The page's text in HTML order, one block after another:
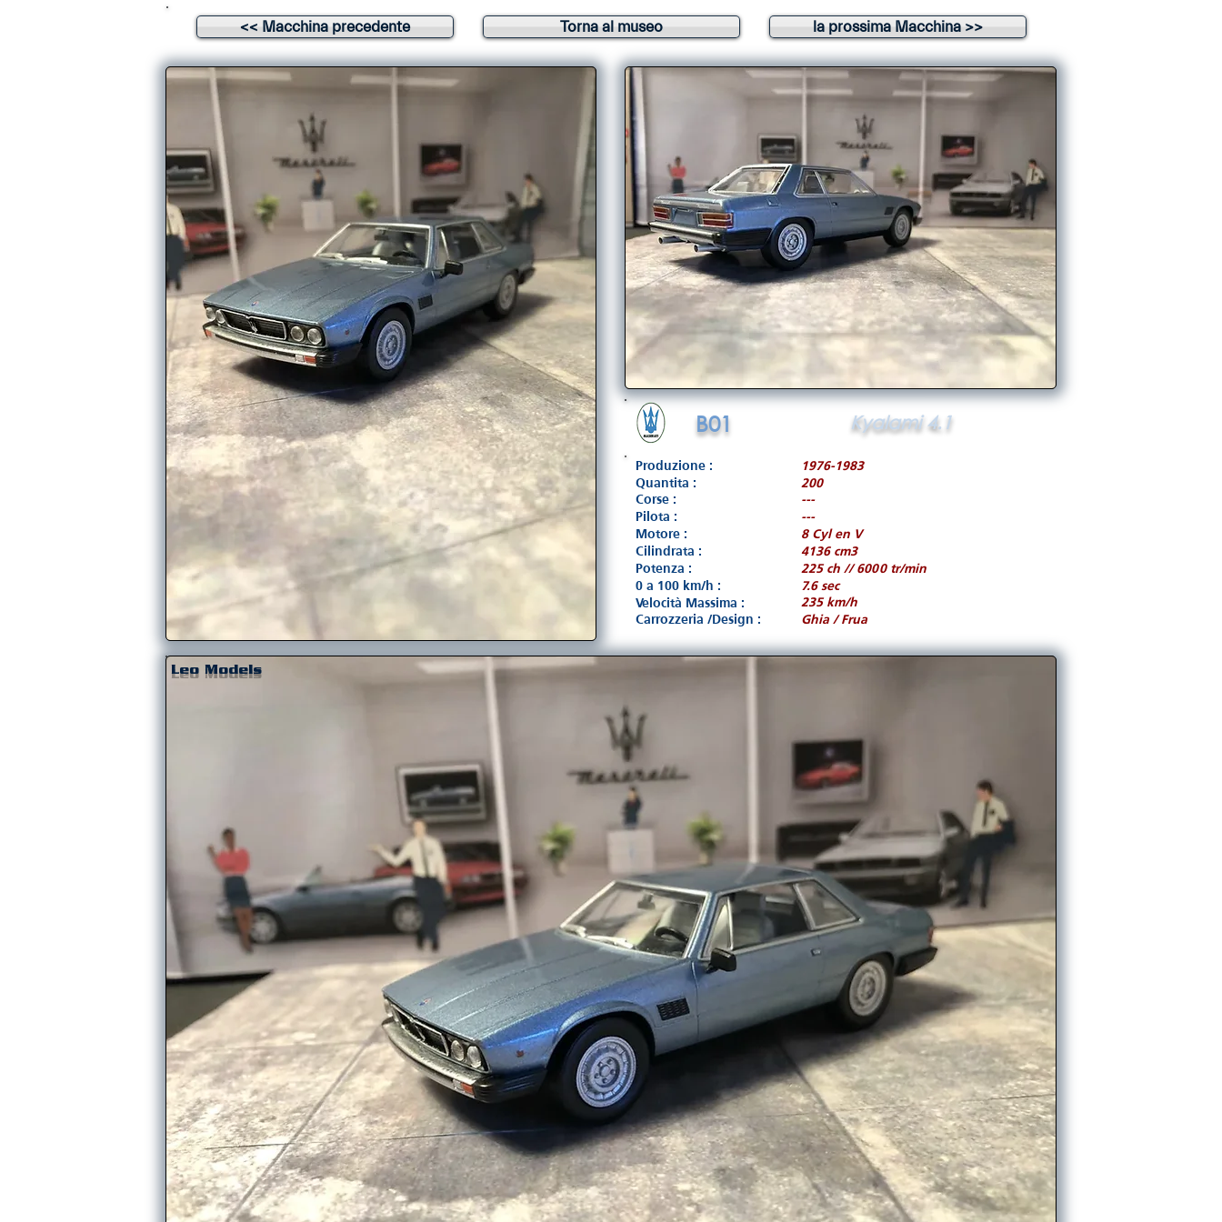
<< Macchina precedente Torna al museo la prossima Macchina >>
B01 Kyalami 4.1
Produzione :
1976-1983
Quantita :
Corse :
200
---
Pilota :
---
Motore :
8 Cyl en V
Cilindrata :
4136 cm3
Potenza :
225 ch // 6000 tr/min
0 a 100 km/h :
Velocità Massima :
Carrozzeria /Design :
7.6 sec
235 km/h
Ghia / Frua
Leo Models